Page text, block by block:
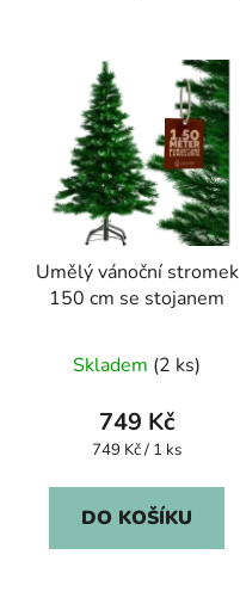
Umělý vánoční stromek
150 cm se stojanem
Skladem (2 ks)
749 Kč
Měrná
749 Kč / 1 ks
DO KOŠÍKU